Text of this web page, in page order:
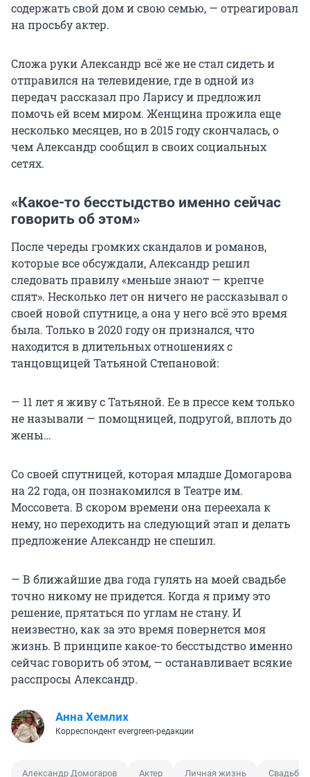
содержать свой дом и свою семью, — отреагировал
на просьбу актер.
Сложа руки Александр всё же не стал сидеть и
отправился на телевидение, где в одной из
передач рассказал про Ларису и предложил
помочь ей всем миром. Женщина прожила еще
несколько месяцев, но в 2015 году скончалась, о
чем Александр сообщил в своих социальных
сетях.
«Какое-то бесстыдство именно сейчас
говорить об этом»
После череды громких скандалов и романов,
которые все обсуждали, Александр решил
следовать правилу «меньше знают — крепче
спят». Несколько лет он ничего не рассказывал о
своей новой спутнице, а она у него всё это время
была. Только в 2020 году он признался, что
находится в длительных отношениях с
танцовщицей Татьяной Степановой:
— 11 лет я живу с Татьяной. Ее в прессе кем только
не называли — помощницей, подругой, вплоть до
жены…
Со своей спутницей, которая младше Домогарова
на 22 года, он познакомился в Театре им.
Моссовета. В скором времени она переехала к
нему, но переходить на следующий этап и делать
предложение Александр не спешил.
— В ближайшие два года гулять на моей свадьбе
точно никому не придется. Когда я приму это
решение, прятаться по углам не стану. И
неизвестно, как за это время повернется моя
жизнь. В принципе какое-то бесстыдство именно
сейчас говорить об этом, — останавливает всякие
расспросы Александр.
Анна Хемлих
Корреспондент evergreen-редакции
Александр Домогаров Актер Личная жизнь Свадьба